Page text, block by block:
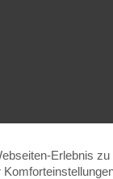
Erlebnis